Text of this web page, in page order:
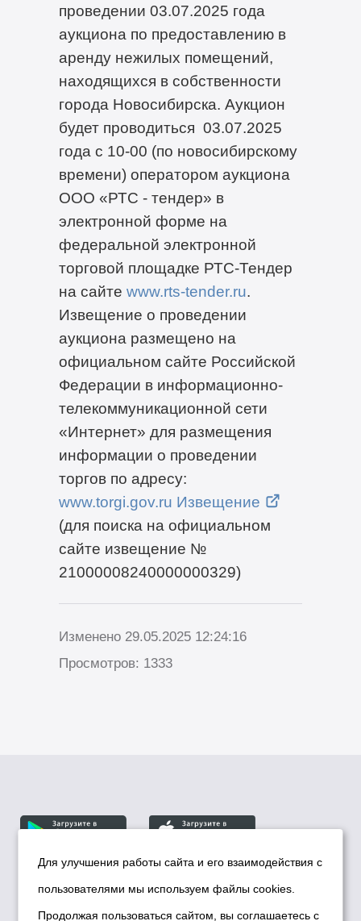
проведении 03.07.2025 года
аукциона по предоставлению в
аренду нежилых помещений,
находящихся в собственности
города Новосибирска. Аукцион
будет проводиться 03.07.2025
года с 10-00 (по новосибирскому
времени) оператором аукциона
ООО «РТС - тендер» в
электронной форме на
федеральной электронной
торговой площадке РТС-Тендер
на сайте www.rts-tender.ru.
Извещение о проведении
аукциона размещено на
официальном сайте Российской
Федерации в информационно-
телекоммуникационной сети
«Интернет» для размещения
информации о проведении
торгов по адресу:
www.torgi.gov.ru Извещение
(для поиска на официальном
сайте извещение №
21000008240000000329)
Изменено 29.05.2025 12:24:16
Просмотров: 1333
© Департамент информационной политики мэрии
города Новосибирска, 2026
Для улучшения работы сайта и его взаимодействия с
пользователями мы используем файлы cookies.
Продолжая пользоваться сайтом, вы соглашаетесь с